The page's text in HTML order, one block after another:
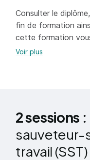
Consulter le
fin de formation
cette formation
Voir plus
2 sessions :
sauveteur-
travail (SST)